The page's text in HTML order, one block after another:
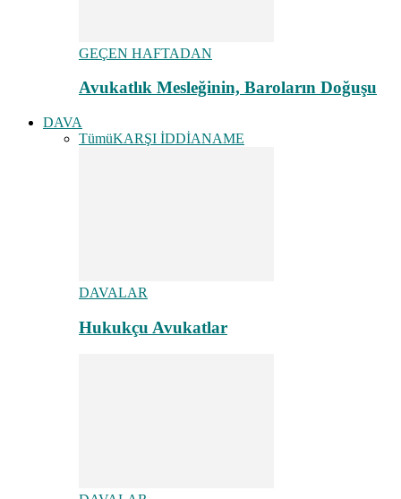
GEÇEN HAFTADAN
Avukatlık Mesleğinin, Baroların Doğuşu
DAVA
TümüKARŞI İDDİANAME
DAVALAR
Hukukçu Avukatlar